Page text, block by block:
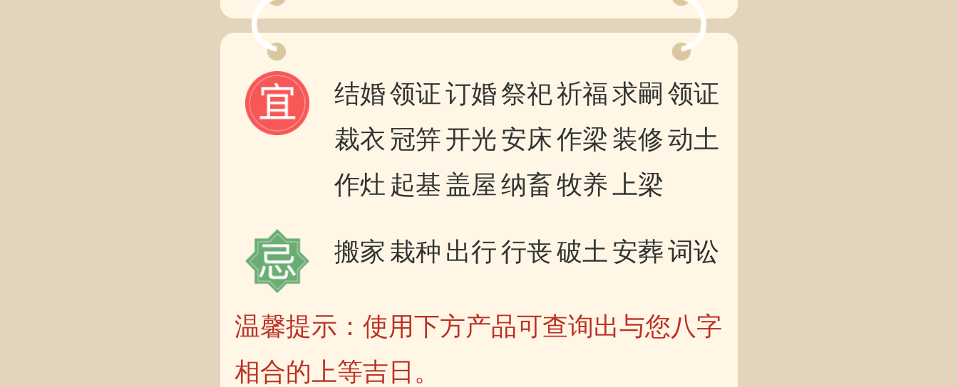
结婚领证订婚祭祀祈福求嗣 领证
裁衣 冠笄开光安床作梁 装修动土
作灶 起基 上梁
盖屋 纳畜牧养
搬家 栽种 出行行丧破土 安葬词讼
温馨提示：使用下方产品可查询出与您八字
相合的上等吉日。